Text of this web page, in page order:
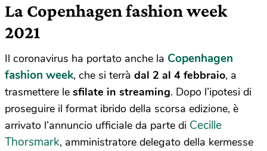
La Copenhagen fashion week
2021
Il coronavirus ha portato anche la Copenhagen
fashion week, che si terrà dal 2 al 4 febbraio, a
trasmettere le sfilate in streaming. Dopo l’ipotesi di
proseguire il format ibrido della scorsa edizione, è
arrivato l’annuncio ufficiale da parte di Cecille
Thorsmark, amministratore delegato della kermesse